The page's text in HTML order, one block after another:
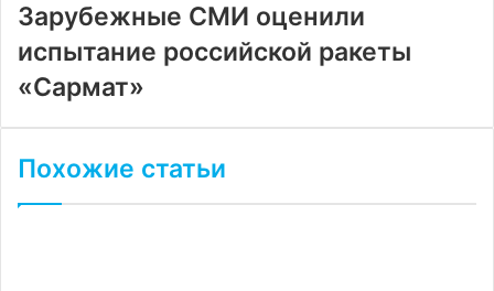
Зарубежные СМИ оценили
испытание российской ракеты
«Сармат»
Похожие статьи